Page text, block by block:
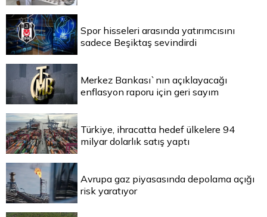
Spor hisseleri arasında yatırımcısını
sadece Beşiktaş sevindirdi
Merkez Bankası`nın açıklayacağı
enflasyon raporu için geri sayım
Türkiye, ihracatta hedef ülkelere 94
milyar dolarlık satış yaptı
Avrupa gaz piyasasında depolama açığı
risk yaratıyor